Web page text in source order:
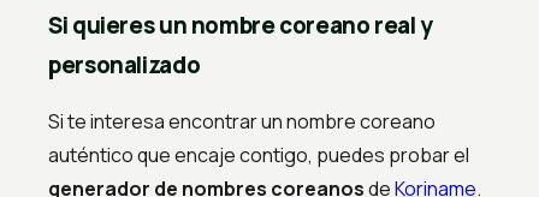
Si quieres un nombre coreano real y
personalizado
Si te interesa encontrar un nombre coreano
auténtico que encaje contigo, puedes probar el
generador de nombres coreanosdeKoriname.